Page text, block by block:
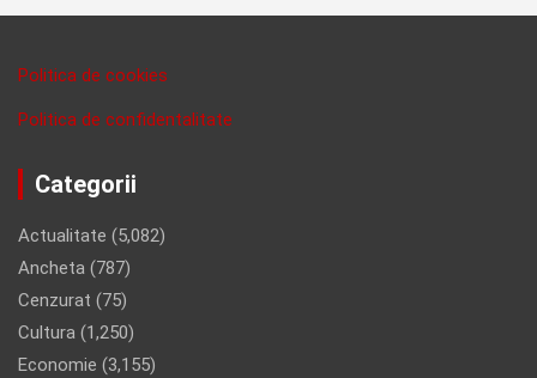
Politica de cookies
Politica de confidentalitate
Categorii
Actualitate (5,082)
Ancheta (787)
Cenzurat (75)
Cultura (1,250)
Economie (3,155)